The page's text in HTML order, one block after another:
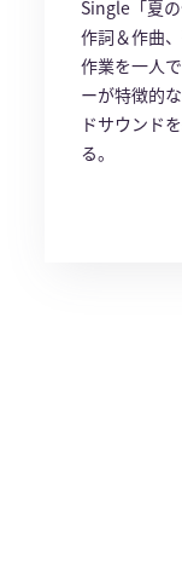
Single「夏
作詞＆作曲
作業を一人
ーが特徴的
ドサウンド
る。